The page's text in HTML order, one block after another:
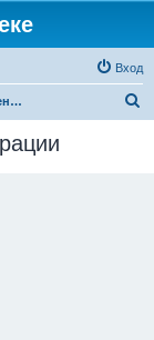
Вход
Отправить сообщение администрации